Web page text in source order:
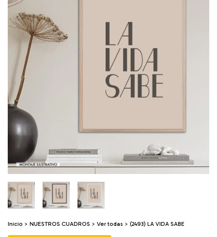
Inicio > NUESTROS CUADROS > Ver todas > (2493) LA VIDA SABE